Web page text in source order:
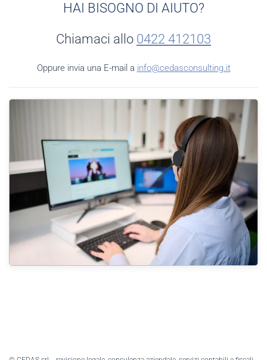
HAI BISOGNO DI AIUTO?
Chiamaci allo 0422 412103
Oppure invia una E-mail a info@cedasconsulting.it